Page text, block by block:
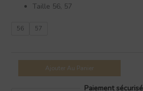
Taille 56, 57
56 57
Ajouter Au Panier
Paiement sécurisé